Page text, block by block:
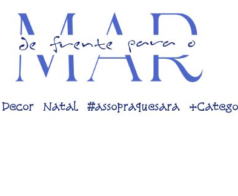
Decor Natal #assopraquesara